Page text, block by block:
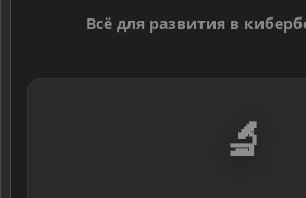
Всё для развития в
🔬